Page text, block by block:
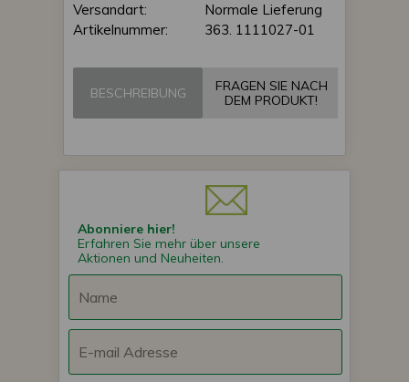
Versandart:
Normale Lieferung
Artikelnummer:
363. 1111027-01
BESCHREIBUNG
FRAGEN SIE NACH
DEM PRODUKT!
Abonniere hier!
Erfahren Sie mehr über unsere
Aktionen und Neuheiten.